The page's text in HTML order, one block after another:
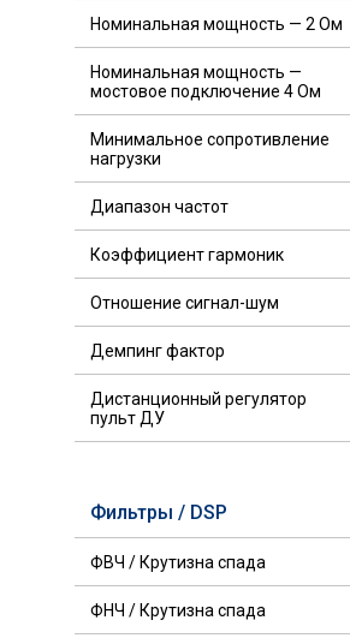
Номинальная мощность — 2 Oм
Номинальная мощность —
мостовое подключение 4 Oм
Минимальное сопротивление
нагрузки
Диапазон частот
Коэффициент гармоник
Отношение сигнал-шум
Демпинг фактор
Дистанционный регулятор
пульт ДУ
Фильтры / DSP
ФВЧ / Крутизна спада
ФНЧ / Крутизна спада